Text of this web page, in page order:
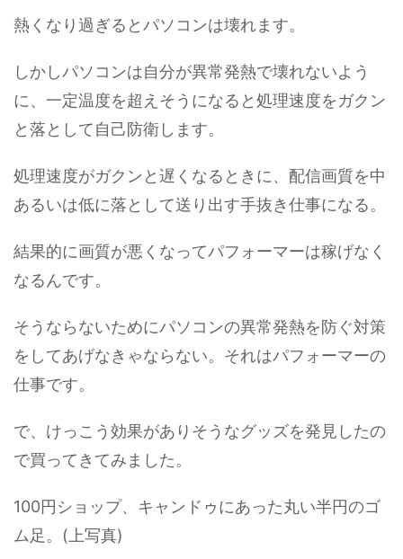
熱くなり過ぎるとパソコンは壊れます。
しかしパソコンは自分が異常発熱で壊れないよう
に、一定温度を超えそうになると処理速度をガクン
と落として自己防衛します。
処理速度がガクンと遅くなるときに、配信画質を中
あるいは低に落として送り出す手抜き仕事になる。
結果的に画質が悪くなってパフォーマーは稼げなく
なるんです。
そうならないためにパソコンの異常発熱を防ぐ対策
をしてあげなきゃならない。それはパフォーマーの
仕事です。
で、けっこう効果がありそうなグッズを発見したの
で買ってきてみました。
100円ショップ、キャンドゥにあった丸い半円のゴ
ム足。(上写真)